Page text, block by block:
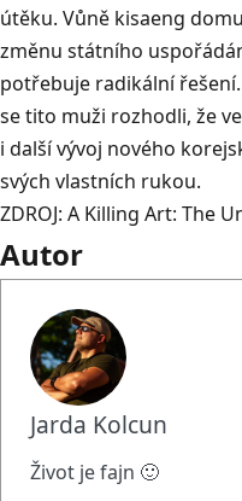
útěku. Vůně kisaeng
změnu státního
potřebuje radikální
se tito muži rozhodli, že
i další vývoj nového
svých vlastních rukou.
ZDROJ: A Killing Art: The
Autor
Jarda Kolcun
Život je fajn 🙂